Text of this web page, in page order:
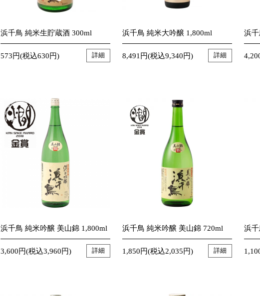
浜千鳥 純米生貯蔵酒 300ml
573円(税込630円) 詳細
浜千鳥 純米大吟醸 1,800ml
8,491円(税込9,340円) 詳細
浜
浜千鳥 純米吟醸 美山錦 1,800ml
3,600円(税込3,960円) 詳細
浜千鳥 純米吟醸 美山錦 720ml
1,850円(税込2,035円) 詳細
浜